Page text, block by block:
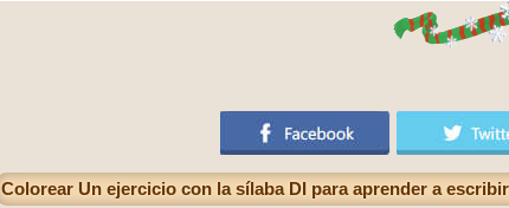
Colorear Un ejercicio con la sílaba DI para aprender a